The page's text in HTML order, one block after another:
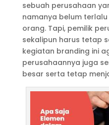
sebuah perusahaan
namanya belum
orang. Tapi, pemilik
sekalipun harus tetap
kegiatan branding ini
perusahaannya juga
besar serta tetap